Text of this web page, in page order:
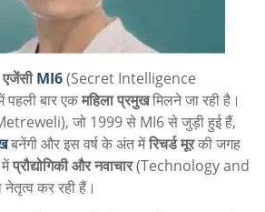
एजेंसीMI6(Secret Intelligence
पहली बार एकमहिला प्रमुखमिलने जा रही है।
जो 1999 से MI6 से जुड़ी हुई हैं,
बनेंगी और इस वर्ष के अंत मेंरिचर्ड मूरकी जगह
मेंप्रौद्योगिकी और नवाचार(Technology and
कर रही हैं।